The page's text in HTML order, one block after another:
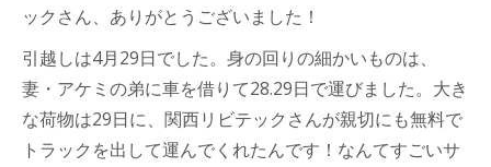
ックさん、ありがとうございました！
引越しは4月29日でした。身の回りの細かいものは、
妻・アケミの弟に車を借りて28.29日で運びました。大き
な荷物は29日に、関西リビテックさんが親切にも無料で
トラックを出して運んでくれたんです！なんてすごいサ